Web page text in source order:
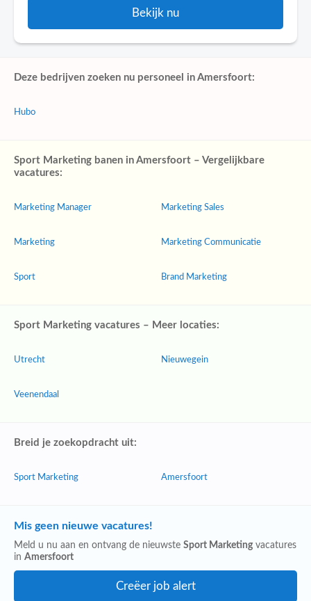
Bekijk nu
Deze bedrijven zoeken nu personeel in Amersfoort:
Hubo
Sport Marketing banen in Amersfoort – Vergelijkbare
vacatures:
Marketing Manager
Marketing
Sport
Marketing Sales
Marketing Communicatie
Brand Marketing
Sport Marketing vacatures – Meer locaties:
Utrecht
Veenendaal
Nieuwegein
Breid je zoekopdracht uit:
Sport Marketing Amersfoort
Mis geen nieuwe vacatures!
Meld u nu aan en ontvang de nieuwste Sport Marketingvacatures
in Amersfoort